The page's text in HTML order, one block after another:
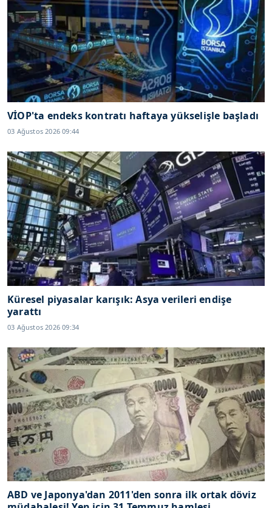
VİOP'ta endeks kontratı haftaya yükselişle başladı
03 Ağustos 2026 09:44
Küresel piyasalar karışık: Asya verileri endişe
yarattı
03 Ağustos 2026 09:34
ABD ve Japonya'dan 2011'den sonra ilk ortak döviz